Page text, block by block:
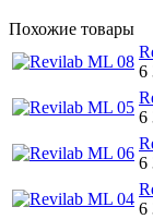
Похожие товары
6
6
6
6